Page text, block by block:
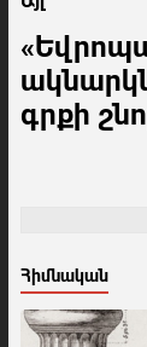
գրքի
Հիմնական